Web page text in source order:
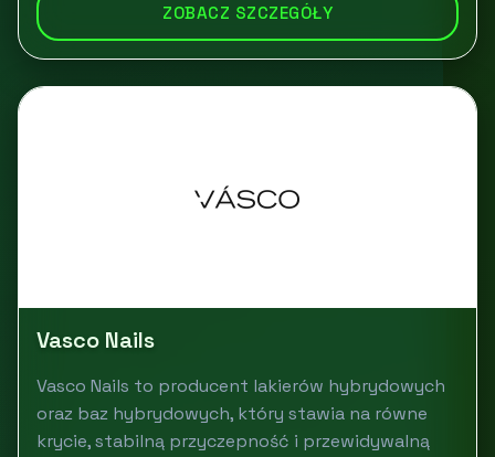
ZOBACZ SZCZEGÓŁY
Vasco Nails
Vasco Nails to producent lakierów hybrydowych
oraz baz hybrydowych, który stawia na równe
krycie, stabilną przyczepność i przewidywalną